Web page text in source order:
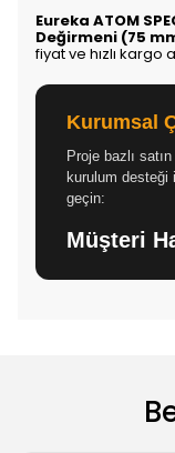
Eureka ATOM
Değirmeni (75
fiyat ve hızlı kargo
Kurumsal
Proje bazlı
kurulum desteği
geçin:
Müşteri